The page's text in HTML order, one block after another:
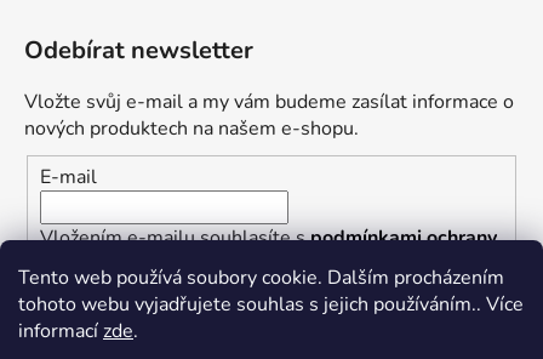
Tento web používá soubory cookie. Dalším procházením
tohoto webu vyjadřujete souhlas s jejich používáním.. Více
informacízde.
Odebírat newsletter
Vložte svůj e-mail a my vám budeme zasílat informace o
nových produktech na našem e-shopu.
E-mail
Vložením e-mailu souhlasíte spodmínkami ochrany
osobních údajů
PŘIHLÁSIT SE